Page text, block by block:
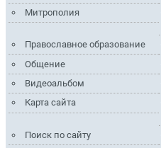
Митрополия
Православное образование
Общение
Видеоальбом
Карта сайта
Поиск по сайту